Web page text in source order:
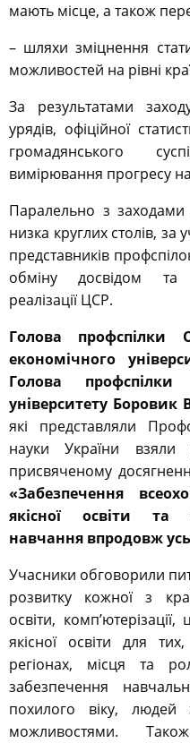
мають місце, а також
– шляхи зміцнення
можливостей на рівні
За результатами
урядів, офіційної
громадянського
вимірювання прогресу
Паралельно з заходами
низка круглих столів, за
представників
обміну досвідом та
реалізації ЦСР.
Голова профспілки
економічного
Голова
університету Боровик
які представляли
науки України взяли
присвяченому
«Забезпечення
якісної освіти та
навчання впродовж
Учасники обговорили
розвитку кожної з
освіти,
якісної освіти для
регіонах, місця та
забезпечення
похилого віку,
можливостями.